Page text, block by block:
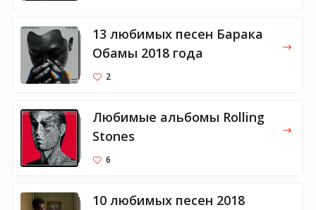
13 любимых песен Барака
Обамы 2018 года
2
Любимые альбомы Rolling
Stones
6
10 любимых песен 2018